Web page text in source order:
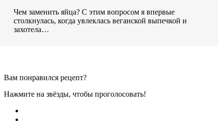
Чем заменить яйца? С этим вопросом я впервые
столкнулась, когда увлеклась веганской выпечкой и
захотела…
Вам понравился рецепт?
Нажмите на звёзды, чтобы проголосовать!